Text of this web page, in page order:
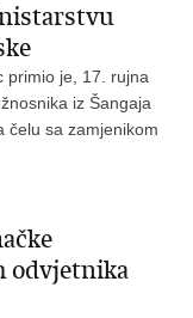
primio je, 17. rujna
iz Šangaja
čelu sa zamjenikom
odvjetnika